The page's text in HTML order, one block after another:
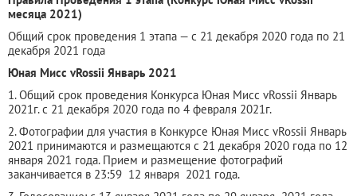
месяца 2021)
Общий срок проведения 1 этапа — с 21 декабря 2020 года по 21
декабря 2021 года
Юная Мисс vRossii Январь 2021
1. Общий срок проведения Конкурса Юная Мисс vRossii Январь
2021г. с 21 декабря 2020 года по 4 февраля 2021г.
2. Фотографии для участия в Конкурсе Юная Мисс vRossii Январь
2021 принимаются и размещаются с 21 декабря 2020 года по 12
января 2021 года. Прием и размещение фотографий
заканчивается в 23:59 12 января 2021 года.